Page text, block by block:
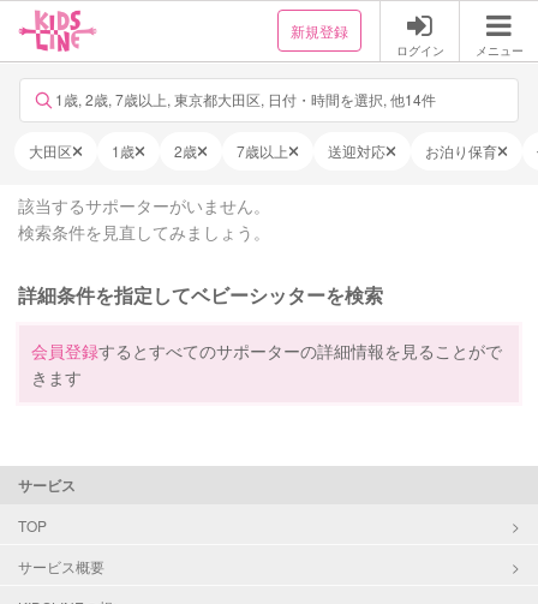
新規登録
ログイン メニュー
1歳, 2歳, 7歳以上, 東京都大田区, 日付・時間を選択, 他14件
大田区 1歳 2歳 7歳以上 送迎対応 お泊り保育
該当するサポーターがいません。
検索条件を見直してみましょう。
詳細条件を指定してベビーシッターを検索
会員登録するとすべてのサポーターの詳細情報を見ることがで
きます
サービス
TOP
サービス概要